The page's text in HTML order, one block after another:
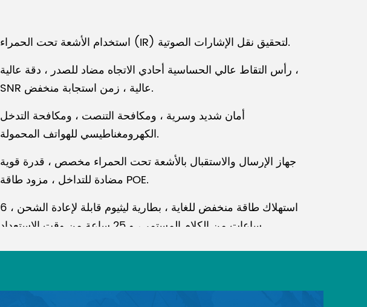
استخدام الأشعة تحت الحمراء (IR) لتحقيق نقل الإشارات الصوتية.
رأس التقاط عالي الحساسية أحادي الاتجاه مضاد للصدر ، دقة عالية ،
SNR عالية ، زمن استجابة منخفض.
أمان شديد وسرية ، ومكافحة التنصت ، ومكافحة التدخل
الكهرومغناطيسي للهواتف المحمولة.
جهاز الإرسال والاستقبال بالأشعة تحت الحمراء مخصص ، قدرة قوية
مضادة للتداخل ، مزود طاقة POE.
استهلاك طاقة منخفض للغاية ، بطارية ليثيوم قابلة لإعادة الشحن ، 6
خطاب مؤتمر ، مناقشة ، وظائف تسجيل الدخول.